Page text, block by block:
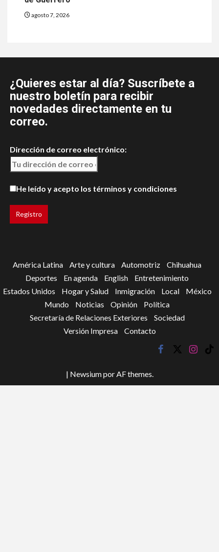
agosto 7, 2026
¿Quieres estar al día? Suscríbete a
nuestro boletín para recibir
novedades directamente en tu
correo.
Dirección de correo electrónico:
He leído y acepto los términos y condiciones
América Latina Arte y cultura Automotriz
Chihuahua
Deportes
En agenda English
Entretenimiento
Estados Unidos
Hogar y Salud Inmigración Local
México
Mundo
Noticias Opinión
Política
Secretaría de Relaciones Exteriores
Sociedad
Versión Impresa
Contacto
facebook
twitter
tik
| Newsiumpor AF themes.